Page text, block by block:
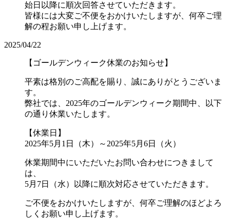
始日以降に順次回答させていただきます。
皆様には大変ご不便をおかけいたしますが、何卒ご理
解の程お願い申し上げます。
2025/04/22
【ゴールデンウィーク休業のお知らせ】
平素は格別のご高配を賜り、誠にありがとうございま
す。
弊社では、2025年のゴールデンウィーク期間中、以下
の通り休業いたします。
【休業日】
2025年5月1日（木）～2025年5月6日（火）
休業期間中にいただいたお問い合わせにつきまして
は、
5月7日（水）以降に順次対応させていただきます。
ご不便をおかけいたしますが、何卒ご理解のほどよろ
しくお願い申し上げます。